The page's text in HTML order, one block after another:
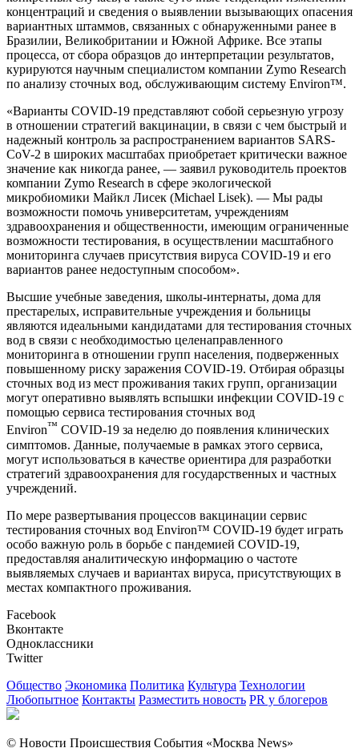
концентраций и сведения о выявлении вызывающих опасения
вариантных штаммов, связанных с обнаруженными ранее в
Бразилии, Великобритании и Южной Африке. Все этапы
процесса, от сбора образцов до интерпретации результатов,
курируются научным специалистом компании Zymo Research
по анализу сточных вод, обслуживающим систему Environ™.
«Варианты COVID-19 представляют собой серьезную угрозу
в отношении стратегий вакцинации, в связи с чем быстрый и
надежный контроль за распространением вариантов SARS-
CoV-2 в широких масштабах приобретает критически важное
значение как никогда ранее, — заявил руководитель проектов
компании Zymo Research в сфере экологической
микробиомики Майкл Лисек (Michael Lisek). — Мы рады
возможности помочь университетам, учреждениям
здравоохранения и общественности, имеющим ограниченные
возможности тестирования, в осуществлении масштабного
мониторинга случаев присутствия вируса COVID-19 и его
вариантов ранее недоступным способом».
Высшие учебные заведения, школы-интернаты, дома для
престарелых, исправительные учреждения и больницы
являются идеальными кандидатами для тестирования сточных
вод в связи с необходимостью целенаправленного
мониторинга в отношении групп населения, подверженных
повышенному риску заражения COVID-19. Отбирая образцы
сточных вод из мест проживания таких групп, организации
могут оперативно выявлять вспышки инфекции COVID-19 с
помощью сервиса тестирования сточных вод
Environ™ COVID-19 за неделю до появления клинических
симптомов. Данные, получаемые в рамках этого сервиса,
могут использоваться в качестве ориентира для разработки
стратегий здравоохранения для государственных и частных
учреждений.
По мере развертывания процессов вакцинации сервис
тестирования сточных вод Environ™ COVID-19 будет играть
особо важную роль в борьбе с пандемией COVID-19,
предоставляя аналитическую информацию о частоте
выявляемых случаев и вариантах вируса, присутствующих в
местах компактного проживания.
Facebook
Вконтакте
Одноклассники
Twitter
Общество Экономика Политика Культура Технологии
Любопытное Контакты Разместить новость PR у блогеров
© Новости Происшествия События «Москва News»